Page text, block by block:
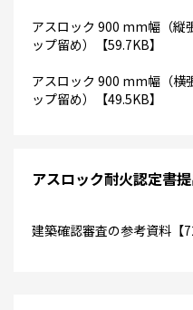
アスロック 900 mm幅（縦
ップ留め）【59.7KB】
アスロック 900 mm幅（横
ップ留め）【49.5KB】
アスロック耐火認定書
建築確認審査の参考資料【